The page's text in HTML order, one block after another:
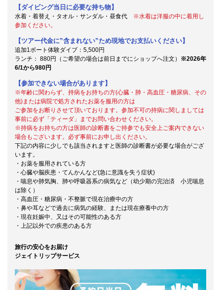
【ダイビング当日に必要な持ち物】
水着・着替え・タオル・サンダル・昼食代 ※水着は洋服の中に着用し
参加ください。
【ツアー代金に”含まれない”ため現地でお支払いください】
追加1ボート体験ダイブ：5,500円
ランチ： 880円（ご希望の場合は前日までにショップへ注文） ※2026年
6/1から980円
【参加できない場合があります】
※年齢に関わらず、持病をお持ちの方(心臓・肺・高血圧・糖尿病、その
他)または病院で処方されたお薬を服用の方は
ご参加をお断りさせて頂いております。参加不可の持病に関しましては
事前に必ず「ティーダ」までお問い合わせください。
※持病をお持ちの方は医師の診断書をご持参でも安全上ご案内できない
場合もございます。必ず事前にお申し出ください。
下記の内容に少しでも該当されますと医師の診断書が必要な場合がござ
います。
・お薬を服用されている方
・心臓や脳疾患・てんかんなど(急に意識を失う症状)
・喘息や肺気胸、肺や呼吸器系の病気など（幼少期の完治済 小児喘息
は除く）
・高血圧・糖尿病・不整脈で現在治療中の方
・鼻や耳などで過去に病気の経験、または現在療養中の方
・現在妊娠中、又はその可能性のある方
・上記以外での疾患のある方
旅行の安心をお届け
ジェイトリップサービス